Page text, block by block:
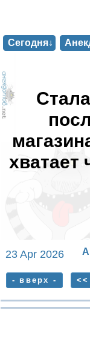
Сегодня↓
хватает
23 Apr 2026
- вверх - <<